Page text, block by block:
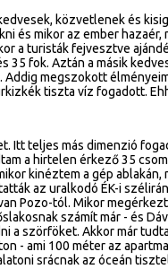
közvetlenek és
és mikor az ember hazaér,
a turisták fejvesztve
fok. Aztán a másik
megszokott
tiszta víz fogadott.
Itt teljes más dimenzió
a hirtelen érkező 35
kinéztem a gép ablakán,
az uralkodó ÉK-i
Pozo-tól. Mikor
számít már - és
a szörföket. Akkor már
- ami 100 méter az
srácnak az óceán